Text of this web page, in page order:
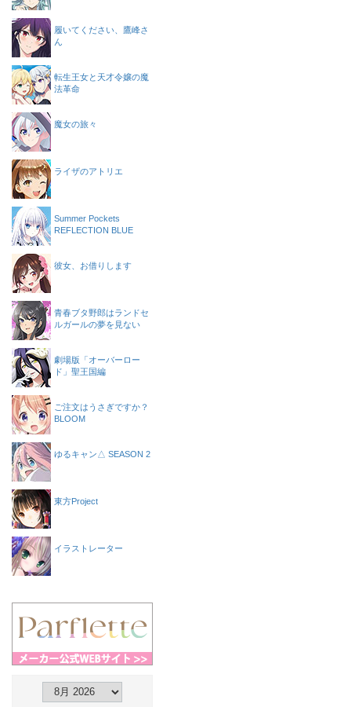
履いてください、鷹峰さ
ん
転生王女と天才令嬢の魔
法革命
魔女の旅々
ライザのアトリエ
Summer Pockets
REFLECTION BLUE
彼女、お借りします
青春ブタ野郎はランドセ
ルガールの夢を見ない
劇場版「オーバーロー
ド」聖王国編
ご注文はうさぎですか？
BLOOM
ゆるキャン△ SEASON 2
東方Project
イラストレーター